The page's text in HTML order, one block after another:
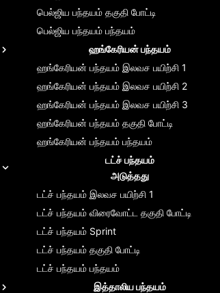
பெல்ஜிய பந்தயம் தகுதி போட்டி
பெல்ஜிய பந்தயம் பந்தயம்
ஹங்கேரியன் பந்தயம்
ஹங்கேரியன் பந்தயம் இலவச பயிற்சி 1
ஹங்கேரியன் பந்தயம் இலவச பயிற்சி 2
ஹங்கேரியன் பந்தயம் இலவச பயிற்சி 3
ஹங்கேரியன் பந்தயம் தகுதி போட்டி
ஹங்கேரியன் பந்தயம் பந்தயம்
டட்ச் பந்தயம்
அடுத்தது
டட்ச் பந்தயம் இலவச பயிற்சி 1
டட்ச் பந்தயம் விரைவோட்ட தகுதி போட்டி
டட்ச் பந்தயம் Sprint
டட்ச் பந்தயம் தகுதி போட்டி
டட்ச் பந்தயம் பந்தயம்
இத்தாலிய பந்தயம்